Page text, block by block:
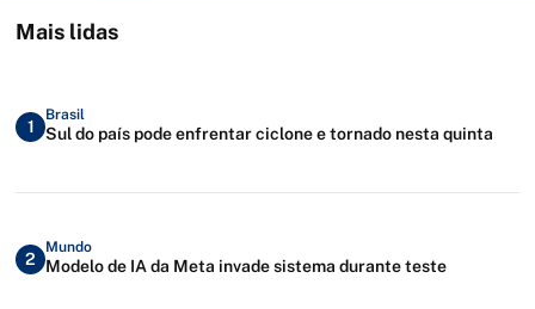
Mais lidas
1
Brasil
Sul do país pode enfrentar ciclone e tornado nesta quinta
2
Mundo
Modelo de IA da Meta invade sistema durante teste